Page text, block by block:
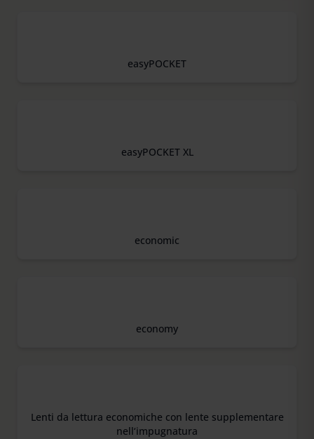
easyPOCKET
easyPOCKET XL
economic
economy
Lenti da lettura economiche con lente supplementare
nell‘impugnatura